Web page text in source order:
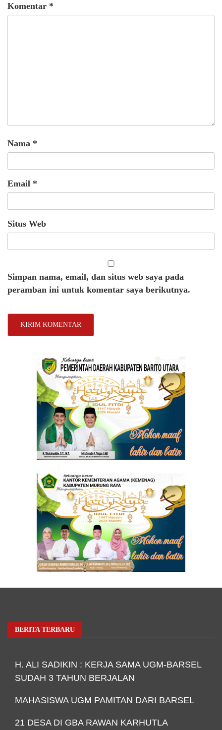
Komentar *
Nama *
Email *
Situs Web
Simpan nama, email, dan situs web saya pada
peramban ini untuk komentar saya berikutnya.
BERITA TERBARU
H. ALI SADIKIN : KERJA SAMA UGM-BARSEL
SUDAH 3 TAHUN BERJALAN
MAHASISWA UGM PAMITAN DARI BARSEL
21 DESA DI GBA RAWAN KARHUTLA